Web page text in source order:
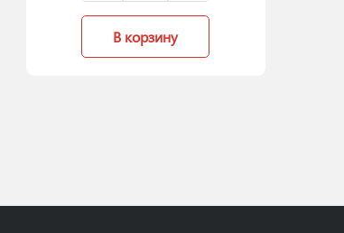
В корзину